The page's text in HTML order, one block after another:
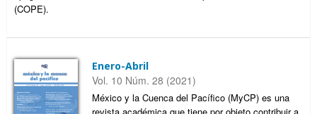
(COPE).
Enero-Abril
Vol. 10 Núm. 28 (2021)
México y la Cuenca del Pacífico (MyCP) es una